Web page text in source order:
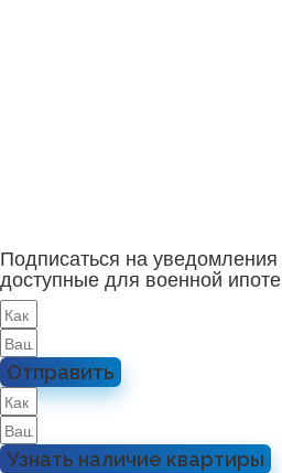
Подписаться на
доступные для военной
Отправить
Узнать наличие квартиры